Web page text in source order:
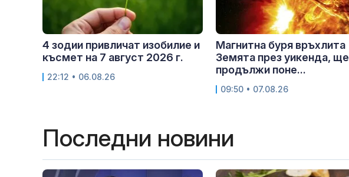
4 зодии привличат изобилие и
късмет на 7 август 2026 г.
22:12 • 06.08.26
Магнитна буря връхлита
Земята през уикенда, ще
продължи поне...
09:50 • 07.08.26
Последни новини